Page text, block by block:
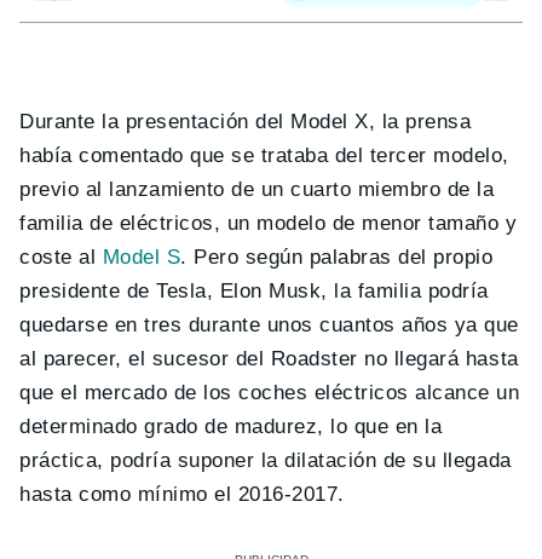
Durante la presentación del Model X, la prensa
había comentado que se trataba del tercer modelo,
previo al lanzamiento de un cuarto miembro de la
familia de eléctricos, un modelo de menor tamaño y
coste al
Model S. Pero según palabras del propio
presidente de Tesla, Elon Musk, la familia podría
quedarse en tres durante unos cuantos años ya que
al parecer, el sucesor del Roadster no llegará hasta
que el mercado de los coches eléctricos alcance un
determinado grado de madurez, lo que en la
práctica, podría suponer la dilatación de su llegada
hasta como mínimo el 2016-2017.